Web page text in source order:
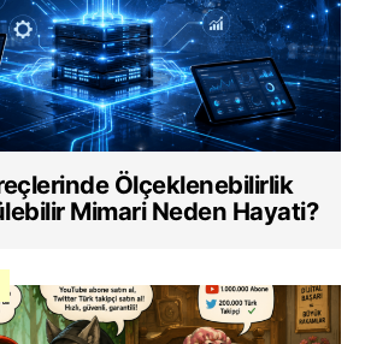
Ölçeklenebilirlik
Mimari Neden Hayati?